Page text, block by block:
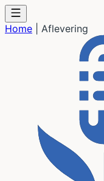
Home Aflevering